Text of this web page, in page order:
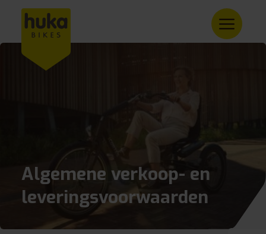
Algemene verkoop- en
leveringsvoorwaarden